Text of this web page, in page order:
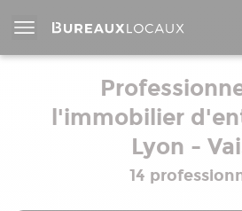
l'immobilier
Lyon -
14